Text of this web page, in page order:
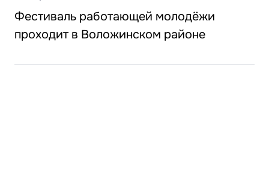
Фестиваль работающей молодёжи
проходит в Воложинском районе